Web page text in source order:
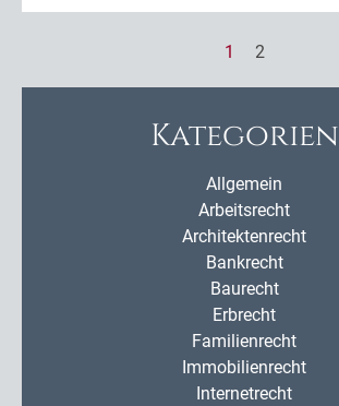
1 2
Kategorien
Allgemein
Arbeitsrecht
Architektenrecht
Bankrecht
Baurecht
Erbrecht
Familienrecht
Immobilienrecht
Internetrecht